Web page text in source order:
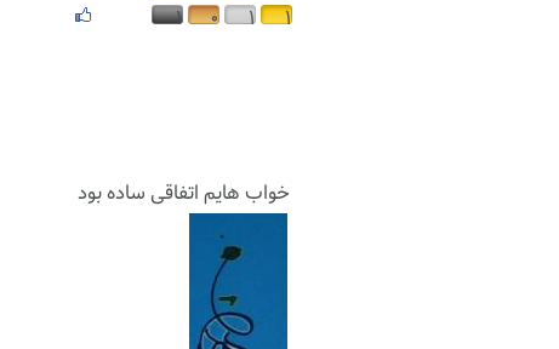
۱ ۱ ۰ ۱
خواب هایم اتفاقی ساده بود